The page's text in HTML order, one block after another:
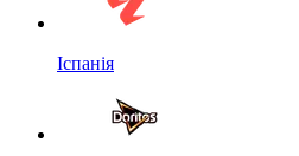
Іспанія